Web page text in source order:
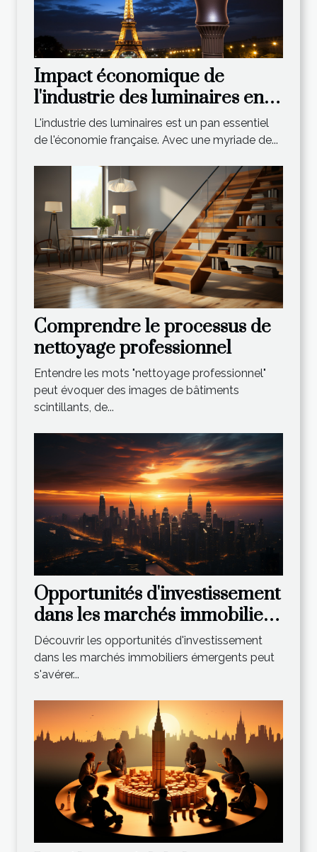
Impact économique de
l'industrie des luminaires en
France
L'industrie des luminaires est un pan essentiel
de l'économie française. Avec une myriade de...
Comprendre le processus de
nettoyage professionnel
Entendre les mots "nettoyage professionnel"
peut évoquer des images de bâtiments
scintillants, de...
Opportunités d'investissement
dans les marchés immobiliers
émergents
Découvrir les opportunités d'investissement
dans les marchés immobiliers émergents peut
s'avérer...